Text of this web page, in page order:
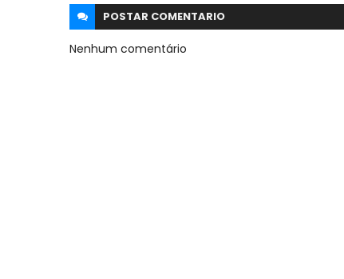
POSTAR COMENTARIO
Nenhum comentário